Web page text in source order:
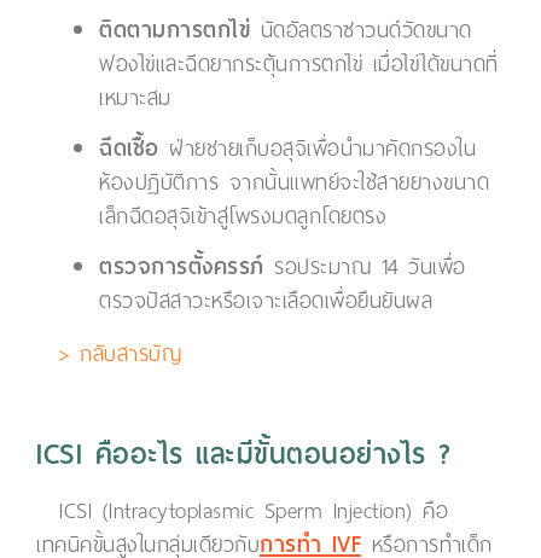
ติดตามการตกไข่นัดอัลตราซาวนด์วัดขนาด
ฟองไข่และฉีดยากระตุ้นการตกไข่ เมื่อไข่ได้ขนาดที่
เหมาะสม
ฉีดเชื้อ ฝ่ายชายเก็บอสุจิเพื่อนำมาคัดกรองใน
ห้องปฏิบัติการ จากนั้นแพทย์จะใช้สายยางขนาด
เล็กฉีดอสุจิเข้าสู่โพรงมดลูกโดยตรง
ตรวจการตั้งครรภ์ รอประมาณ 14 วันเพื่อ
ตรวจปัสสาวะหรือเจาะเลือดเพื่อยืนยันผล
> กลับสารบัญ
ICSI คืออะไร และมีขั้นตอนอย่างไร ?
ICSI (Intracytoplasmic Sperm Injection) คือ
เทคนิคขั้นสูงในกลุ่มเดียวกับการทำ IVF หรือการทำเด็ก